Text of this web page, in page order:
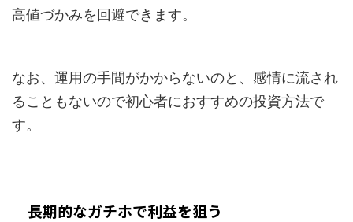
高値づかみを回避できます。
なお、運用の手間がかからないのと、感情に流され
ることもないので初心者におすすめの投資方法で
す。
長期的なガチホで利益を狙う